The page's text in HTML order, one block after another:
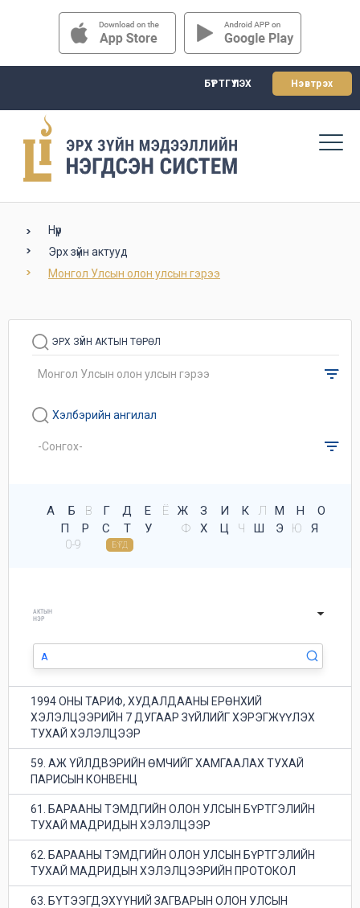
БҮРТГҮҮЛЭХ Нэвтрэх
Нүүр
Эрх зүйн актууд
Монгол Улсын олон улсын гэрээ
ЭРХ ЗҮЙН АКТЫН ТӨРӨЛ
Хэлбэрийн ангилал
А Б В Г Д Е Ё Ж З И К Л М Н
О
П
Р С Т У Ф Х Ц Ч Ш Э Ю
Я
0-9
БҮГД
АКТЫН
НЭР
1994 ОНЫ ТАРИФ, ХУДАЛДААНЫ ЕРӨНХИЙ
ХЭЛЭЛЦЭЭРИЙН 7 ДУГААР ЗҮЙЛИЙГ ХЭРЭГЖҮҮЛЭХ
ТУХАЙ ХЭЛЭЛЦЭЭР
59. АЖ YЙЛДВЭРИЙН ӨМЧИЙГ ХАМГААЛАХ ТУХАЙ
ПАРИСЫН КОНВЕНЦ
61. БАРААНЫ ТЭМДГИЙН ОЛОН УЛСЫН БҮРТГЭЛИЙН
ТУХАЙ МАДРИДЫН ХЭЛЭЛЦЭЭР
62. БАРААНЫ ТЭМДГИЙН ОЛОН УЛСЫН БҮРТГЭЛИЙН
ТУХАЙ МАДРИДЫН ХЭЛЭЛЦЭЭРИЙН ПРОТОКОЛ
63. БYТЭЭГДЭХYYНИЙ ЗАГВАРЫН ОЛОН УЛСЫН